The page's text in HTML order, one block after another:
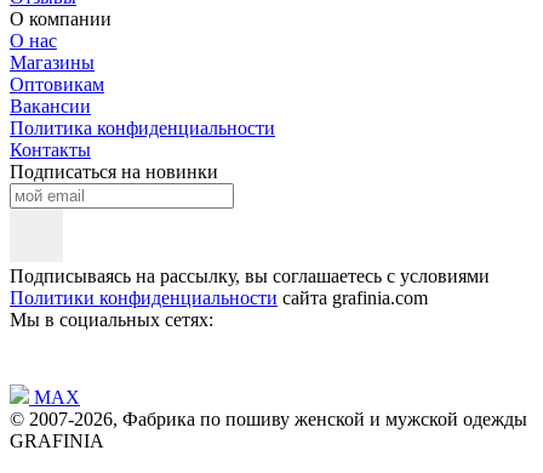
О компании
О нас
Магазины
Оптовикам
Вакансии
Политика конфиденциальности
Контакты
Подписаться на новинки
Подписываясь на рассылку, вы соглашаетесь с условиями
Политики конфиденциальности сайта grafinia.com
Мы в социальных сетях:
MAX
© 2007-2026, Фабрика по пошиву женской и мужской одежды
GRAFINIA